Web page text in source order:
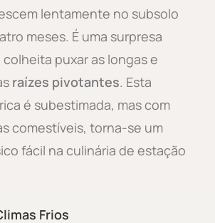
lentamente no subsolo
meses. É uma surpresa
puxar as longas e
raízes pivotantes. Esta
é subestimada, mas com
comestíveis, torna-se um
fácil na culinária de estação
Frios